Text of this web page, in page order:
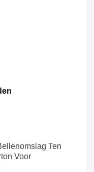
Ten
Voor